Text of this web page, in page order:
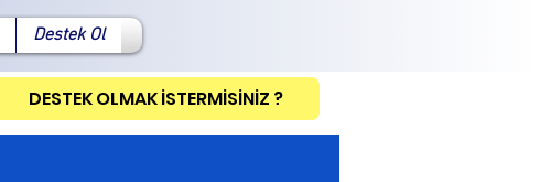
Destek Ol
DESTEK OLMAK İSTERMİSİNİZ ?